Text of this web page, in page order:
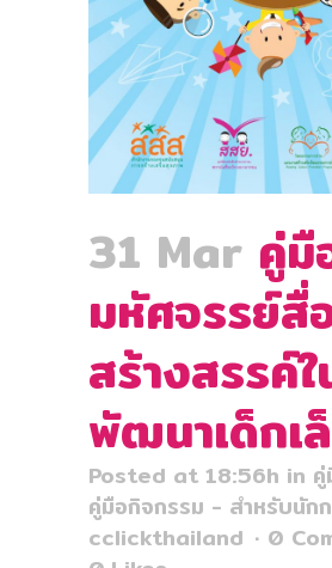
31 Mar คู่มื
มหัศจรรย์สื่
สร้างสรรค์
พัฒนาเด็กเ
Posted at 18:56h in
คู่มือกิจกรรม - สำหรับนัก
cclickthailand
0